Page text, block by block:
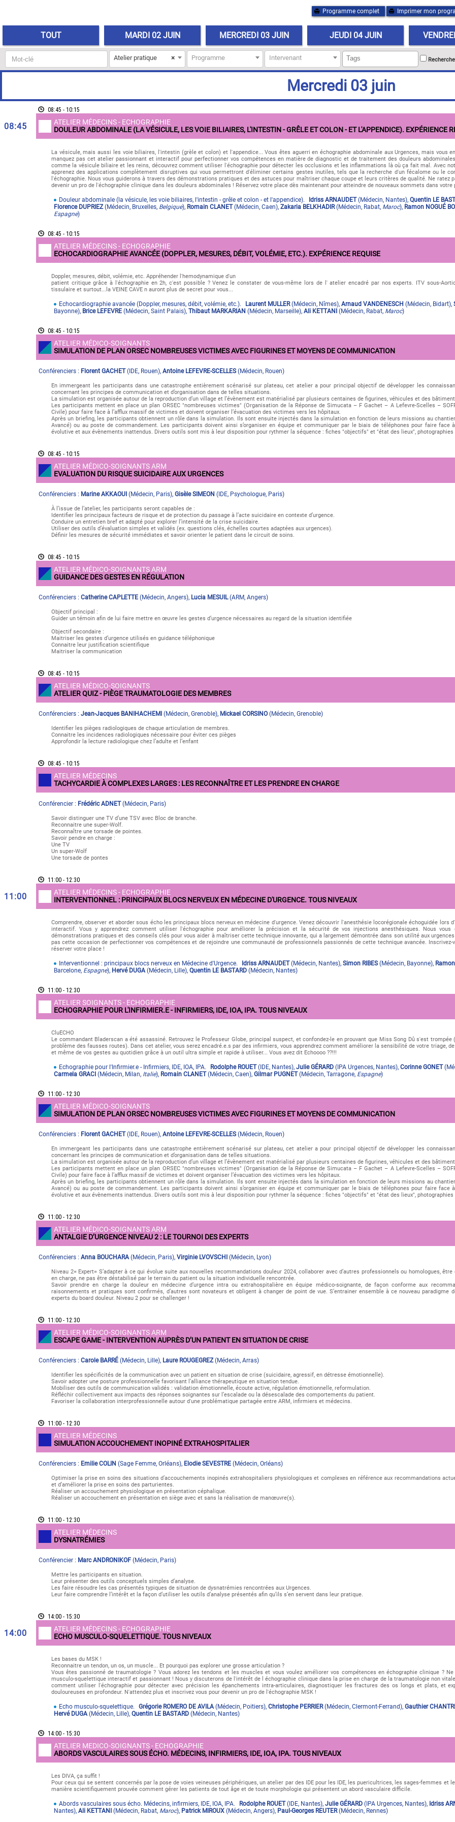
Programme complet Imprimer mon
TOUT MARDI 02 JUIN MERCREDI 03 JUIN JEUDI 04 JUIN
Mot-
:
×
Atelier pratique Programme Intervenant
Mercredi 03 juin
08:45
08:45 - 10:15
ATELIER MÉDECINS - ECHOGRAPHIE
DOULEUR ABDOMINALE (LA VÉSICULE, LES VOIE BILIAIRES, L'INTESTIN - GRÊLE ET COLON - ET L'APPENDICE). EXPÉRIENCE
La vésicule, mais aussi les voie biliaires, l'intestin (grèle et colon) et l'appendice... Vous êtes aguerri en échographie abdominale aux Urgences, mais vous
manquez pas cet atelier passionnant et interactif pour perfectionner vos compétences en matière de diagnostic et de traitement des douleurs
comme la vésicule biliaire et les reins, découvrez comment utiliser l'échographie pour détecter les occlusions et les inflammations là où ça fait mal. Avec
apprenez des applications complètement disruptives qui vous permettront d'éliminer certains gestes inutiles, tels que la recherche d'un fécalome ou le
l'échographie. Nous vous guiderons à travers des démonstrations pratiques et des astuces pour maîtriser chaque coupe et leurs critères de qualité. Ne ratez
devenir un pro de l'échographie clinique dans les douleurs abdominales ! Réservez votre place dès maintenant pour atteindre de nouveaux sommets dans votre
Douleur abdominale (la vésicule, les voie biliaires, l'intestin - grêle et colon - et l'appendice). Idriss ARNAUDET(Médecin, Nantes), Quentin LE
Florence DUPRIEZ(Médecin, Bruxelles, Belgique), Romain CLANET(Médecin, Caen), Zakaria BELKHADIR(Médecin, Rabat, Maroc), Ramon NOGUÉ
Espagne)
08:45 - 10:15
ATELIER MÉDECINS - ECHOGRAPHIE
ECHOCARDIOGRAPHIE AVANCÉE (DOPPLER, MESURES, DÉBIT, VOLÉMIE, ETC.). EXPÉRIENCE REQUISE
Doppler, mesures, débit, volémie, etc. Appréhender l'hemodynamique d'un
patient critique grâce à l'échographie en 2h, c'est possible ? Venez le constater de vous-même lors de l' atelier encadré par nos experts. ITV sous-
tissulaire et surtout...la VEINE CAVE n auront plus de secret pour vous...
Echocardiographie avancée (Doppler, mesures, débit, volémie, etc.). Laurent MULLER(Médecin, Nîmes), Arnaud VANDENESCH (Médecin, Bidart),
Bayonne), Brice LEFEVRE (Médecin, Saint Palais), Thibaut MARKARIAN (Médecin, Marseille), Ali KETTANI (Médecin, Rabat, Maroc)
08:45 - 10:15
ATELIER MÉDICO-SOIGNANTS
SIMULATION DE PLAN ORSEC NOMBREUSES VICTIMES AVEC FIGURINES ET MOYENS DE COMMUNICATION
Conférenciers : Florent GACHET( IDE, Rouen), Antoine LEFEVRE-SCELLES(Médecin, Rouen)
En immergeant les participants dans une catastrophe entièrement scénarisé sur plateau, cet atelier a pour principal objectif de développer les
concernant les principes de communication et d’organisation dans de telles situations.
La simulation est organisée autour de la reproduction d’un village et l’évènement est matérialisé par plusieurs centaines de figurines, véhicules et des
Les participants mettent en place un plan ORSEC "nombreuses victimes" (Organisation de la Réponse de Simucata – F Gachet – A Lefevre-Scelles –
Civile) pour faire face à l’afflux massif de victimes et doivent organiser l’évacuation des victimes vers les hôpitaux.
Après un briefing, les participants obtiennent un rôle dans la simulation. Ils sont ensuite injectés dans la simulation en fonction de leurs missions au
Avancé) ou au poste de commandement. Les participants doivent ainsi s’organiser en équipe et communiquer par le biais de téléphones pour faire
évolutive et aux évènements inattendus. Divers outils sont mis à leur disposition pour rythmer la séquence : fiches "objectifs" et "état des lieux", photographies
08:45 - 10:15
ATELIER MÉDICO-SOIGNANTS ARM
EVALUATION DU RISQUE SUICIDAIRE AUX URGENCES
Conférenciers : Marine AKKAOUI (Médecin, Paris), Gisèle SIMEON ( IDE, Psychologue, Paris)
À l’issue de l’atelier, les participants seront capables de :
Identifier les principaux facteurs de risque et de protection du passage à l’acte suicidaire en contexte d’urgence.
Conduire un entretien bref et adapté pour explorer l’intensité de la crise suicidaire.
Utiliser des outils d’évaluation simples et validés (ex. questions clés, échelles courtes adaptées aux urgences).
Définir les mesures de sécurité immédiates et savoir orienter le patient dans le circuit de soins.
08:45 - 10:15
ATELIER MÉDICO-SOIGNANTS ARM
GUIDANCE DES GESTES EN RÉGULATION
Conférenciers : Catherine CAPLETTE (Médecin, Angers), Lucia MESUIL(ARM, Angers)
Objectif principal :
Guider un témoin afin de lui faire mettre en œuvre les gestes d’urgence nécessaires au regard de la situation identifiée
Objectif secondaire :
Maitriser les gestes d’urgence utilisés en guidance téléphonique
Connaitre leur justification scientifique
Maitriser la communication
08:45 - 10:15
ATELIER MÉDICO-SOIGNANTS
ATELIER QUIZ - PIÈGE TRAUMATOLOGIE DES MEMBRES
Conférenciers : Jean-Jacques BANIHACHEMI (Médecin, Grenoble), Mickael CORSINO (Médecin, Grenoble)
Identifier les pièges radiologiques de chaque articulation de membres.
Connaitre les incidences radiologiques nécessaire pour éviter ces pièges
Approfondir la lecture radiologique chez l’adulte et l’enfant
08:45 - 10:15
ATELIER MÉDECINS
TACHYCARDIE À COMPLEXES LARGES : LES RECONNAÎTRE ET LES PRENDRE EN CHARGE
Conférencier : Frédéric ADNET(Médecin, Paris)
Savoir distinguer une TV d’une TSV avec Bloc de branche.
Reconnaitre une super-Wolf.
Reconnaître une torsade de pointes.
Savoir pendre en charge :
Une TV
Un super-Wolf
Une torsade de pontes
11:00
11:00 - 12:30
ATELIER MÉDECINS - ECHOGRAPHIE
INTERVENTIONNEL : PRINCIPAUX BLOCS NERVEUX EN MÉDECINE D'URGENCE. TOUS NIVEAUX
Comprendre, observer et aborder sous écho les principaux blocs nerveux en médecine d'urgence. Venez découvrir l'anesthésie locorégionale échoguidée lors
interactif. Vous y apprendrez comment utiliser l'échographie pour améliorer la précision et la sécurité de vos injections anesthésiques. Nous vous
démonstrations pratiques et des conseils clés pour vous aider à maîtriser cette technique innovante, qui a largement démontrée dans son utilité aux
pas cette occasion de perfectionner vos compétences et de rejoindre une communauté de professionnels passionnés de cette technique avancée. Inscrivez-
réserver votre place !
Interventionnel : principaux blocs nerveux en Médecine d'Urgence. Idriss ARNAUDET(Médecin, Nantes), Simon RIBES(Médecin, Bayonne),
Barcelone, Espagne), Hervé DUGA(Médecin, Lille), Quentin LE BASTARD (Médecin, Nantes)
11:00 - 12:30
ATELIER SOIGNANTS - ECHOGRAPHIE
ECHOGRAPHIE POUR L'INFIRMIER.E - INFIRMIERS, IDE, IOA, IPA. TOUS NIVEAUX
CluECHO
Le commandant Bladerscan a été assassiné. Retrouvez le Professeur Globe, principal suspect, et confondez-le en prouvant que Miss Song Dû s'est
problème des fausses routes). Dans cet atelier, vous serez encadré.e.s par des infirmiers, vous apprendrez comment améliorer la sensibilité de votre triage,
et même de vos gestes au quotidien grâce à un outil ultra simple et rapide à utiliser... Vous avez dit Echoooo ??!!!
Echographie pour l'Infirmier.e - Infirmiers, IDE, IOA, IPA. Rodolphe ROUET( IDE, Nantes), Julie GÉRARD ( IPA Urgences, Nantes), Corinne GONET(
Carmela GRACI (Médecin, Milan, Italie), Romain CLANET(Médecin, Caen), Gilmar PUGNET(Médecin, Tarragone, Espagne)
11:00 - 12:30
ATELIER MÉDICO-SOIGNANTS
SIMULATION DE PLAN ORSEC NOMBREUSES VICTIMES AVEC FIGURINES ET MOYENS DE COMMUNICATION
Conférenciers : Florent GACHET( IDE, Rouen), Antoine LEFEVRE-SCELLES(Médecin, Rouen)
En immergeant les participants dans une catastrophe entièrement scénarisé sur plateau, cet atelier a pour principal objectif de développer les
concernant les principes de communication et d’organisation dans de telles situations.
La simulation est organisée autour de la reproduction d’un village et l’évènement est matérialisé par plusieurs centaines de figurines, véhicules et des
Les participants mettent en place un plan ORSEC "nombreuses victimes" (Organisation de la Réponse de Simucata – F Gachet – A Lefevre-Scelles –
Civile) pour faire face à l’afflux massif de victimes et doivent organiser l’évacuation des victimes vers les hôpitaux.
Après un briefing, les participants obtiennent un rôle dans la simulation. Ils sont ensuite injectés dans la simulation en fonction de leurs missions au
Avancé) ou au poste de commandement. Les participants doivent ainsi s’organiser en équipe et communiquer par le biais de téléphones pour faire
évolutive et aux évènements inattendus. Divers outils sont mis à leur disposition pour rythmer la séquence : fiches "objectifs" et "état des lieux", photographies
11:00 - 12:30
ATELIER MÉDICO-SOIGNANTS ARM
ANTALGIE D’URGENCE NIVEAU 2 : LE TOURNOI DES EXPERTS
Conférenciers : Anna BOUCHARA(Médecin, Paris), Virginie LVOVSCHI (Médecin, Lyon)
Niveau 2= Expert= S’adapter à ce qui évolue suite aux nouvelles recommandations douleur 2024, collaborer avec d’autres professionnels ou homologues,
en charge, ne pas être déstabilisé par le terrain du patient ou la situation individuelle rencontrée.
Savoir prendre en charge la douleur en médecine d’urgence intra ou extrahospitalière en équipe médico-soignante, de façon conforme aux
raisonnements et pratiques sont confirmés, d’autres sont novateurs et obligent à changer de point de vue. S’entrainer ensemble à ce nouveau paradigme
experts du board douleur. Niveau 2 pour se challenger !
11:00 - 12:30
ATELIER MÉDICO-SOIGNANTS ARM
ESCAPE GAME - INTERVENTION AUPRÈS D’UN PATIENT EN SITUATION DE CRISE
Conférenciers : Carole BARRÉ (Médecin, Lille), Laure ROUGEGREZ(Médecin, Arras)
Identifier les spécificités de la communication avec un patient en situation de crise (suicidaire, agressif, en détresse émotionnelle).
Savoir adopter une posture professionnelle favorisant l’alliance thérapeutique en situation tendue.
Mobiliser des outils de communication validés : validation émotionnelle, écoute active, régulation émotionnelle, reformulation.
Réfléchir collectivement aux impacts des réponses soignantes sur l’escalade ou la désescalade des comportements du patient.
Favoriser la collaboration interprofessionnelle autour d'une problématique partagée entre ARM, infirmiers et médecins.
11:00 - 12:30
ATELIER MÉDECINS
SIMULATION ACCOUCHEMENT INOPINÉ EXTRAHOSPITALIER
Conférenciers : Emilie COLIN (Sage Femme, Orléans), Elodie SEVESTRE (Médecin, Orléans)
Optimiser la prise en soins des situations d’accouchements inopinés extrahospitaliers physiologiques et complexes en référence aux recommandations
et d’améliorer la prise en soins des parturientes.
Réaliser un accouchement physiologique en présentation céphalique.
Réaliser un accouchement en présentation en siège avec et sans la réalisation de manœuvre(s).
11:00 - 12:30
ATELIER MÉDECINS
DYSNATRÉMIES
Conférencier : Marc ANDRONIKOF (Médecin, Paris)
Mettre les participants en situation.
Leur présenter des outils conceptuels simples d’analyse.
Les faire résoudre les cas présentés typiques de situation de dysnatrémies rencontrées aux Urgences.
Leur faire comprendre l’intérêt et la façon d’utiliser les outils d’analyse présentés afin qu’ils s’en servent dans leur pratique.
14:00
14:00 - 15:30
ATELIER MÉDECINS - ECHOGRAPHIE
ECHO MUSCULO-SQUELETTIQUE. TOUS NIVEAUX
Les bases du MSK !
Reconnaitre un tendon, un os, un muscle... Et pourquoi pas explorer une grosse articulation ?
Vous êtes passionné de traumatologie ? Vous adorez les tendons et les muscles et vous voulez améliorer vos compétences en échographie clinique ?
musculo-squelettique interactif et passionnant ! Nous y discuterons de l'intérêt de l échographie clinique dans la prise en charge de la traumatologie non
comment utiliser l'échographie pour détecter avec précision les épanchements intra-articulaires, diagnostiquer les fractures des os longs et plats, et
douloureuses en profondeur. N'attendez plus et inscrivez vous pour devenir un pro de l'échographie MSK !
Echo musculo-squelettique. Grégorie ROMERO DE AVILA(Médecin, Poitiers), Christophe PERRIER(Médecin, Clermont-Ferrand), Gauthier
Hervé DUGA(Médecin, Lille), Quentin LE BASTARD (Médecin, Nantes)
14:00 - 15:30
ATELIER MEDICO-SOIGNANTS - ECHOGRAPHIE
ABORDS VASCULAIRES SOUS ÉCHO. MÉDECINS, INFIRMIERS, IDE, IOA, IPA. TOUS NIVEAUX
Les DIVA, ça suffit !
Pour ceux qui se sentent concernés par la pose de voies veineuses périphériques, un atelier par des IDE pour les IDE, les puericultrices, les sages-femmes et
manière scientifiquement prouvée comment gérer les patients de tout âge et de toute morphologie qui présentent un abord vasculaire difficile.
Abords vasculaires sous écho. Médecins, infirmiers, IDE, IOA, IPA. Rodolphe ROUET( IDE, Nantes), Julie GÉRARD ( IPA Urgences, Nantes), Idriss
Nantes), Ali KETTANI (Médecin, Rabat, Maroc), Patrick MIROUX (Médecin, Angers), Paul-Georges REUTER(Médecin, Rennes)